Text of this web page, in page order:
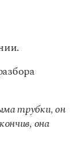
трубки, он
она